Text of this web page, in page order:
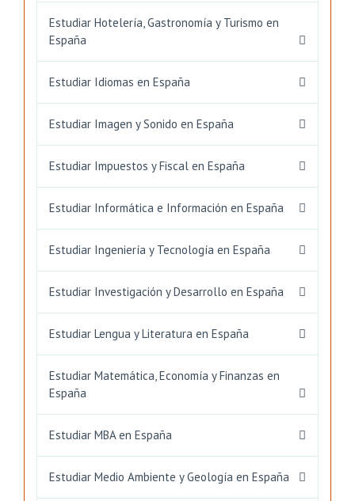
Estudiar Hotelería, Gastronomía y Turismo en
España
Estudiar Idiomas en España
Estudiar Imagen y Sonido en España
Estudiar Impuestos y Fiscal en España
Estudiar Informática e Información en España
Estudiar Ingeniería y Tecnología en España
Estudiar Investigación y Desarrollo en España
Estudiar Lengua y Literatura en España
Estudiar Matemática, Economía y Finanzas en
España
Estudiar MBA en España
Estudiar Medio Ambiente y Geología en España